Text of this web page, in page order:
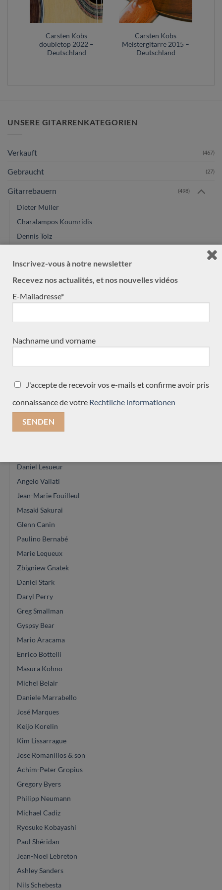
Carsten Kobs
doubletop 2022 –
Deutschland
Carsten Kobs
Meistergitarre 2015 –
Deutschland
UNSERE GITARRENKATEGORIEN
Verkauft (467)
Gebraucht (27)
Gitarrebauern (498)
Dieter Müller
Charalampos Koumridis
Dennis Tolz
Felix Muller
Paula Lazzarini
Constantin Dumitriu
Youg Seo
Jean-Noel Rohé
Martin Blackwell
Vasilis vasileiadis
Alexander Pashentsev
Daniel Lesueur
Angelo Vailati
Jean-Marie Fouilleul
Masaki Sakurai
Glenn Canin
Paulino Bernabé
Marie Lequeux
Zbigniew Gnatek
Daniel Stark
Daryl Perry
Greg Smallman
Gyspsy Bear
Mario Aracama
Enrico Bottelli
Masura Kohno
Michel Belair
Daniele Marrabello
José Marques
Keijo Korelin
Kim Lissarrague
Jose Romanillos & son
Achim-Peter Gropius
Gregory Byers
Philipp Neumann
Michael Cadiz
Ryosuke Kobayashi
Paul Shéridan
Jean-Noel Lebreton
Ashley Sanders
Nils Schebesta
Inscrivez-vous à notre newsletter
Recevez nos actualités, et nos nouvelles vidéos
E-Mailadresse*
Nachname und vorname
J'accepte de recevoir vos e-mails et confirme avoir pris
connaissance de votre Rechtliche informationen